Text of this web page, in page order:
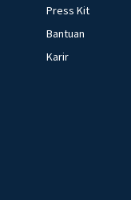
Press Kit
Bantuan
Karir